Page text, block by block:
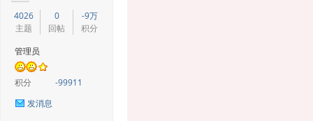
4026
主题
0
回帖
-9万
积分
管理员
积分
-99911
发消息